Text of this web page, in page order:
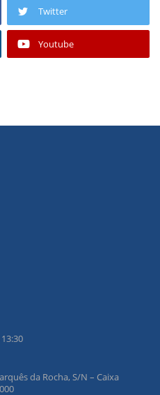
Twitter
Youtube
da Rocha, S/N – Caixa